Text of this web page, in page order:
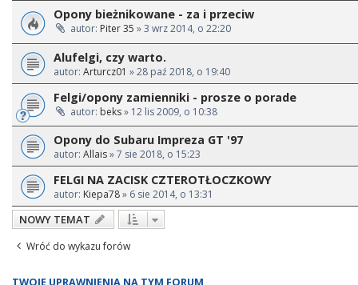
Opony bieżnikowane - za i przeciw
autor: Piter 35 » 3 wrz 2014, o 22:20
Alufelgi, czy warto.
autor: Arturcz01 » 28 paź 2018, o 19:40
Felgi/opony zamienniki - prosze o porade
autor: beks» 12 lis 2009, o 10:38
Opony do Subaru Impreza GT '97
autor: Allais» 7 sie 2018, o 15:23
FELGI NA ZACISK CZTEROTŁOCZKOWY
autor: Kiepa78» 6 sie 2014, o 13:31
NOWY TEMAT
Wróć do wykazu forów
TWOJE UPRAWNIENIA NA TYM FORUM